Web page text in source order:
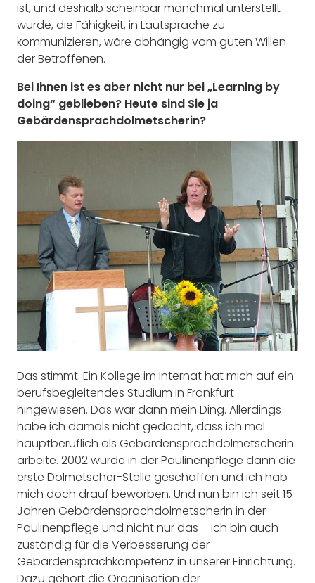
ist, und deshalb scheinbar manchmal unterstellt
wurde, die Fähigkeit, in Lautsprache zu
kommunizieren, wäre abhängig vom guten Willen
der Betroffenen.
Bei Ihnen ist es aber nicht nur bei „Learning by
doing“ geblieben? Heute sind Sie ja
Gebärdensprachdolmetscherin?
Das stimmt. Ein Kollege im Internat hat mich auf ein
berufsbegleitendes Studium in Frankfurt
hingewiesen. Das war dann mein Ding. Allerdings
habe ich damals nicht gedacht, dass ich mal
hauptberuflich als Gebärdensprachdolmetscherin
arbeite. 2002 wurde in der Paulinenpflege dann die
erste Dolmetscher-Stelle geschaffen und ich hab
mich doch drauf beworben. Und nun bin ich seit 15
Jahren Gebärdensprachdolmetscherin in der
Paulinenpflege und nicht nur das – ich bin auch
zuständig für die Verbesserung der
Gebärdensprachkompetenz in unserer Einrichtung.
Dazu gehört die Organisation der